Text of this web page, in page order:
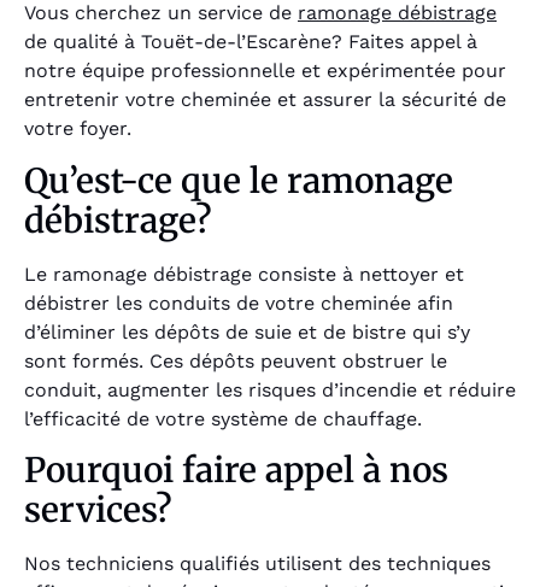
Vous cherchez un service de ramonage débistrage
de qualité à Touët-de-l’Escarène? Faites appel à
notre équipe professionnelle et expérimentée pour
entretenir votre cheminée et assurer la sécurité de
votre foyer.
Qu’est-ce que le ramonage
débistrage?
Le ramonage débistrage consiste à nettoyer et
débistrer les conduits de votre cheminée afin
d’éliminer les dépôts de suie et de bistre qui s’y
sont formés. Ces dépôts peuvent obstruer le
conduit, augmenter les risques d’incendie et réduire
l’efficacité de votre système de chauffage.
Pourquoi faire appel à nos
services?
Nos techniciens qualifiés utilisent des techniques